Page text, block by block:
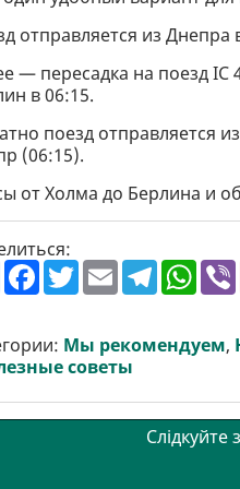
отправляется из Днепра
— пересадка на поезд
в 06:15.
поезд отправляется
(06:15).
от Холма до Берлина и
П
о
р
и
т
F
a
b
o
o
T
w
t
e
r
E
m
l
T
e
g
r
W
h
s
A
Мы рекомендуем,
советы